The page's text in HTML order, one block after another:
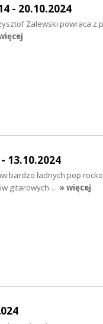
- 20.10.2024
Zalewski powraca z
13.10.2024
bardzo ładnych pop
gitarowych… » więcej